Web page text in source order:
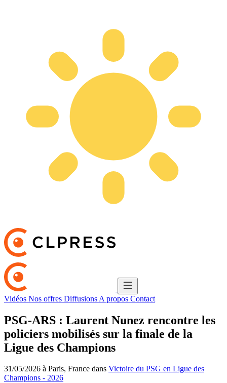
Vidéos Nos offres Diffusions A propos Contact
PSG-ARS : Laurent Nunez rencontre les
policiers mobilisés sur la finale de la
Ligue des Champions
31/05/2026 à Paris, France dans Victoire du PSG en Ligue des
Champions - 2026